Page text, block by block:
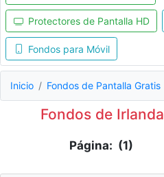
Protectores de Pantalla HD
Fondos para Móvil
Inicio Fondos de Pantalla Gratis
Fondos de Irlanda
Página: (1)